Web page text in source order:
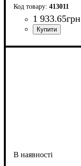
413011
1 933.65грн